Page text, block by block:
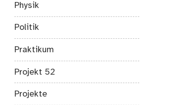
Physik
Politik
Praktikum
Projekt 52
Projekte